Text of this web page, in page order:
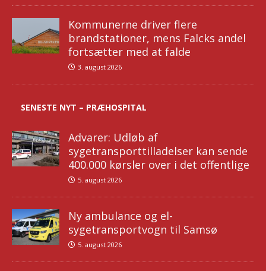
Kommunerne driver flere
brandstationer, mens Falcks andel
fortsætter med at falde
3. august 2026
SENESTE NYT – PRÆHOSPITAL
Advarer: Udløb af
sygetransporttilladelser kan sende
400.000 kørsler over i det offentlige
5. august 2026
Ny ambulance og el-
sygetransportvogn til Samsø
5. august 2026